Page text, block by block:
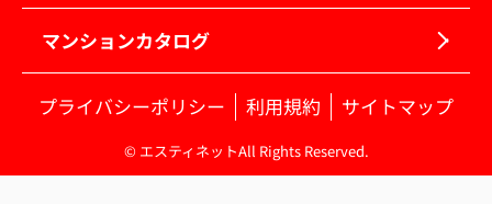
マンションカタログ
プライバシーポリシー 利用規約 サイトマップ
© エスティネットAll Rights Reserved.